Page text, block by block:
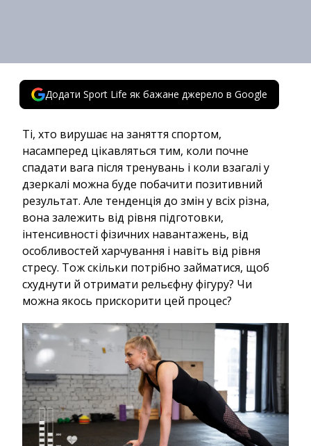
Додати Sport Life як бажане джерело в Google
Ті, хто вирушає на заняття спортом,
насамперед цікавляться тим, коли почне
спадати вага після тренувань і коли взагалі у
дзеркалі можна буде побачити позитивний
результат. Але тенденція до змін у всіх різна,
вона залежить від рівня підготовки,
інтенсивності фізичних навантажень, від
особливостей харчування і навіть від рівня
стресу. Тож скільки потрібно займатися, щоб
схуднути й отримати рельєфну фігуру? Чи
можна якось прискорити цей процес?